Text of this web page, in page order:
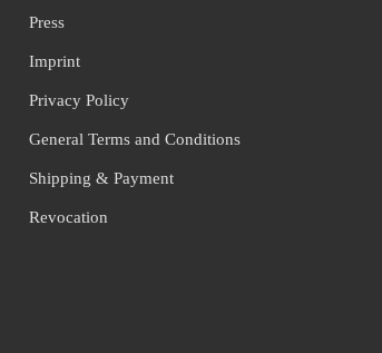
Press
Imprint
Privacy Policy
General Terms and Conditions
Shipping & Payment
Revocation